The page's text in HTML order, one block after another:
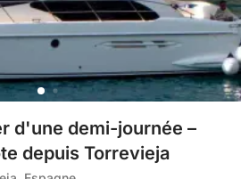
d'une demi-journée –
depuis Torrevieja